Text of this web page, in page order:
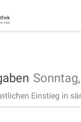
Sonntag,
Einstieg in